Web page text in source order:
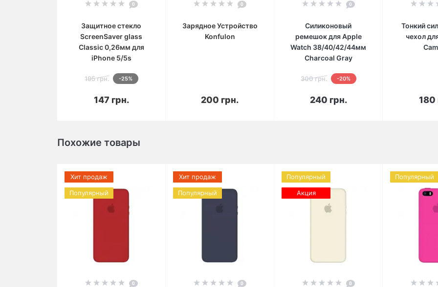
0
Защитное стекло
ScreenSaver glass
Classic 0,26мм для
iPhone 5/5s
195 грн. -25%
147 грн.
0
Зарядное Устройство
Konfulon
200 грн.
В корзину
0
Силиконовый
ремешок для Apple
Watch 38/40/42/44мм
Charcoal Gray
300 грн. -20%
240 грн.
В корзину
Тонкий
чехол
180
В
Похожие товары
Хит продаж
Популярный
0
Хит продаж
Популярный
0
Популярный
Акция
0
Популярный